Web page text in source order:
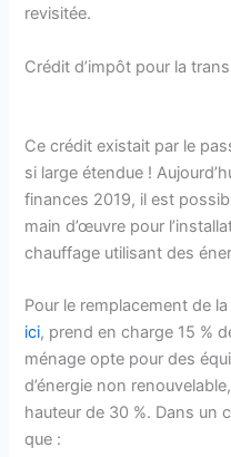
revisitée.
Crédit d’impôt pour la
Ce crédit existait par le
si large étendue !
finances 2019, il est
main d’œuvre pour
chauffage utilisant des
Pour le remplacement de
ici, prend en charge 15 %
ménage opte pour des
d’énergie non
hauteur de 30 %. Dans un
que :